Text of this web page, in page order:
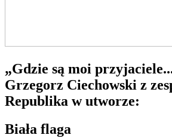
„Gdzie są moi
Grzegorz Ciechowski z
Republika w utworze:
Biała flaga